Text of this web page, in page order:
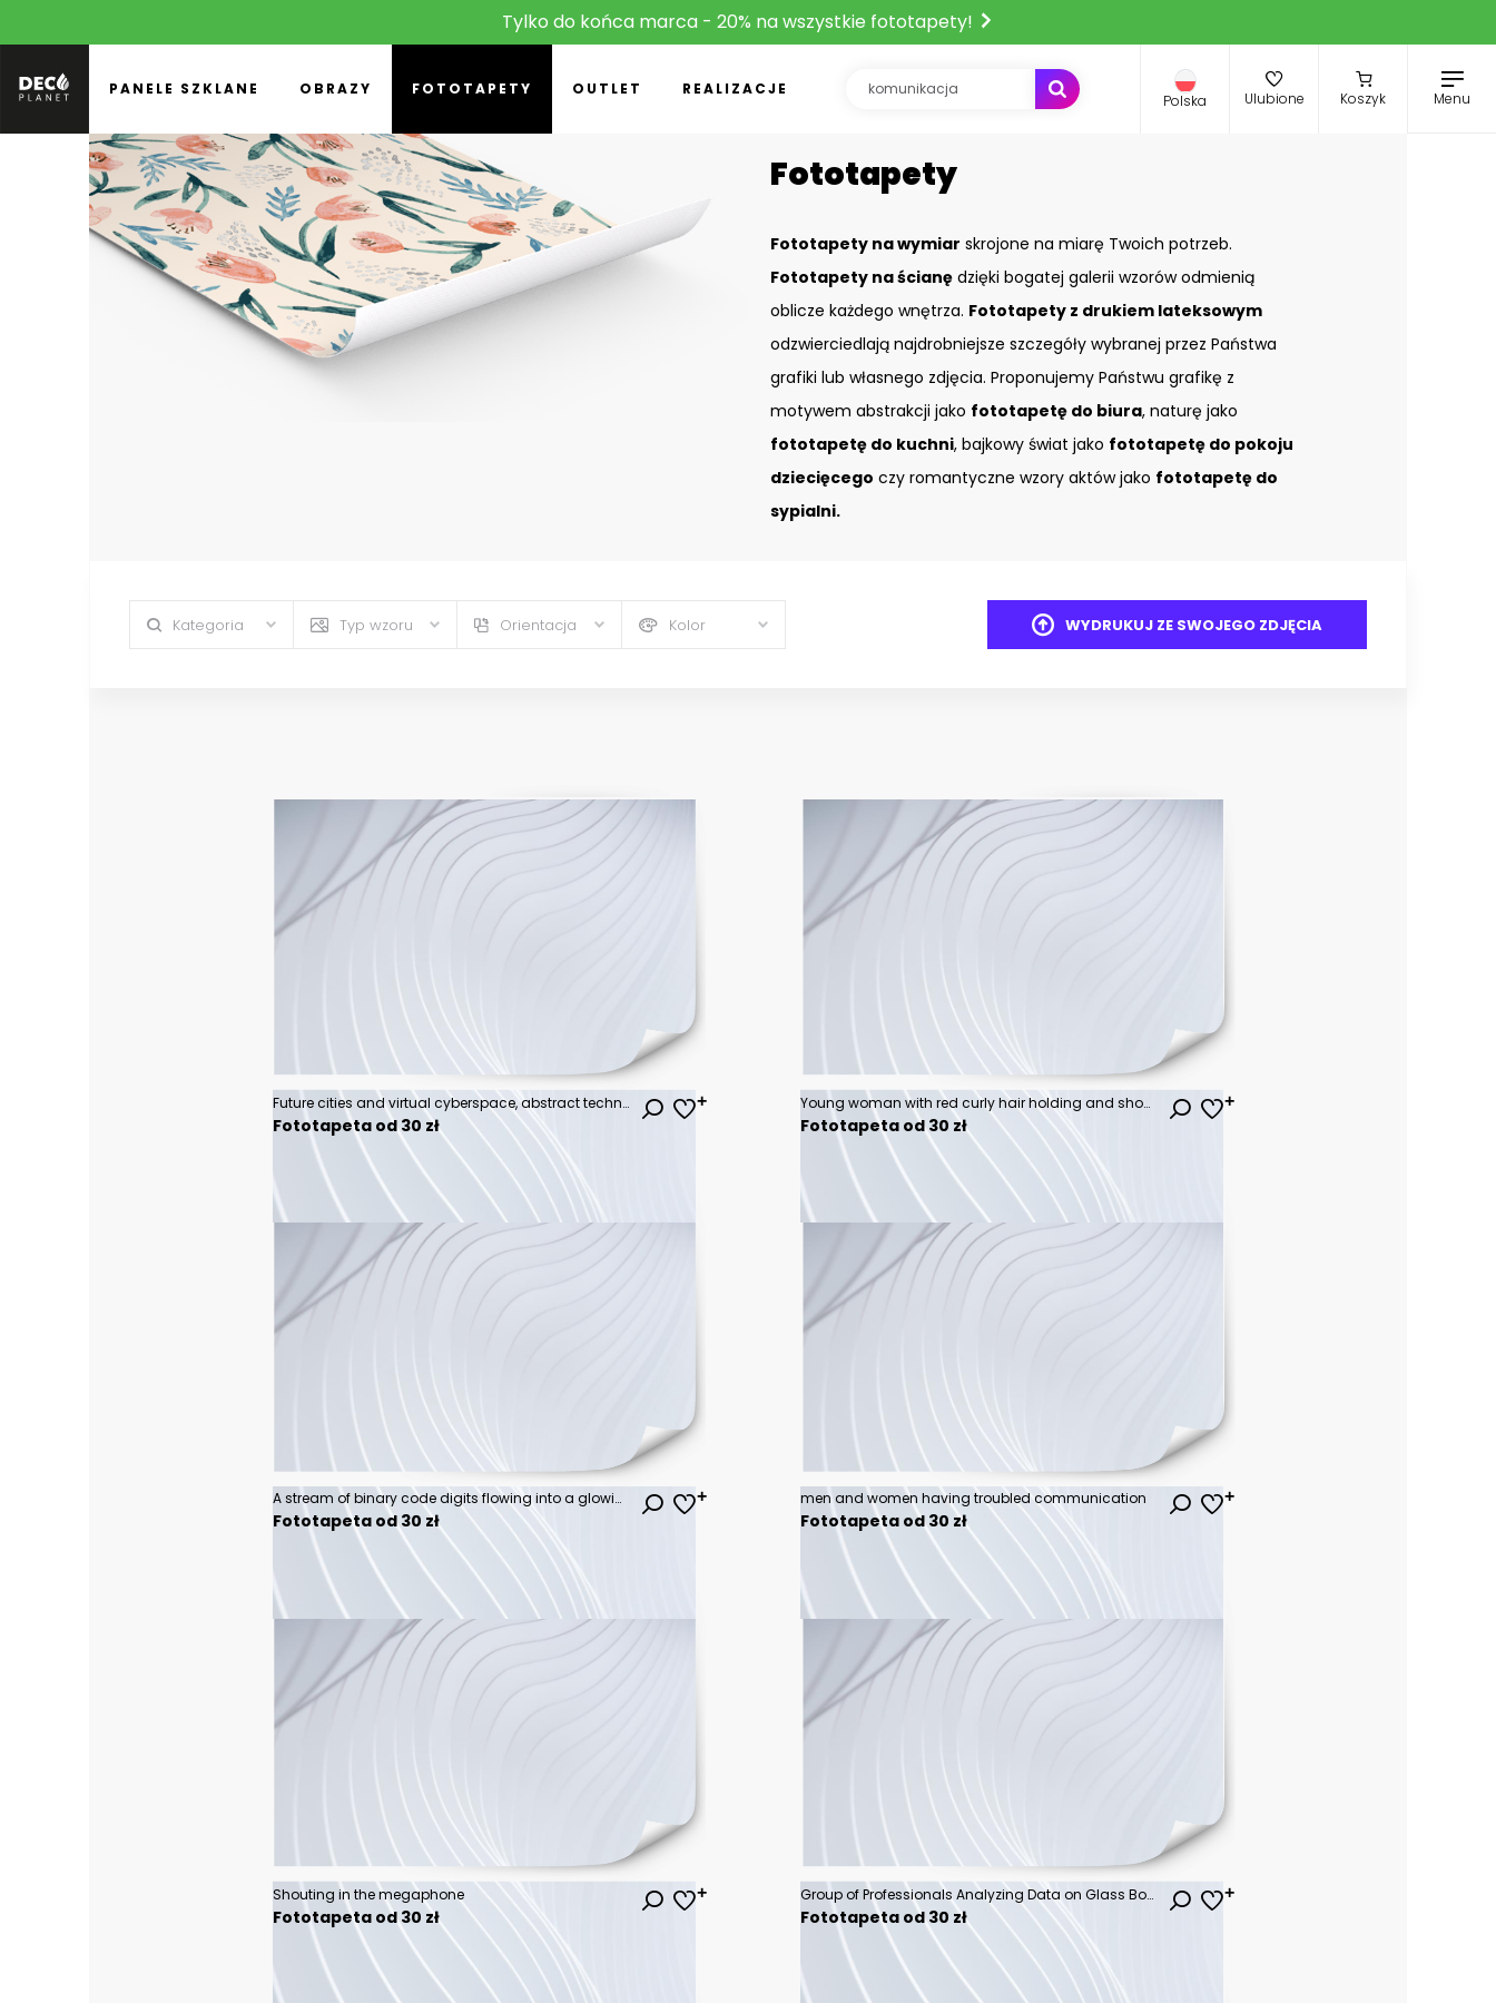
Tylko do końca marca - 20% na wszystkie fototapety!
PANELE SZKLANE OBRAZY FOTOTAPETY OUTLET REALIZACJE
Polska Ulubione Koszyk Menu
Fototapety
Fototapety na wymiar skrojone na miarę Twoich potrzeb.
Fototapety na ścianę dzięki bogatej galerii wzorów odmienią
oblicze każdego wnętrza. Fototapety z drukiem lateksowym
odzwierciedlają najdrobniejsze szczegóły wybranej przez Państwa
grafiki lub własnego zdjęcia. Proponujemy Państwu grafikę z
motywem abstrakcji jako fototapetę do biura, naturę jako
fototapetę do kuchni, bajkowy świat jako fototapetę do pokoju
dziecięcego czy romantyczne wzory aktów jako fototapetę do
sypialni.
Kategoria Typ wzoru Orientacja Kolor WYDRUKUJ ZE SWOJEGO ZDJĘCIA
Future cities and virtual cyberspace, abstract technological concept background
Fototapeta od 30 zł
Young woman with red curly hair holding and shouting in megaphone. Colorful trendy background in pop art style pink blue yellow. Sales commercial communication banner with copy space
Fototapeta od 30 zł
A stream of binary code digits flowing into a glowing data processing interface with light trails representing information transfer and analysis
Fototapeta od 30 zł
men and women having troubled communication
Fototapeta od 30 zł
Shouting in the megaphone
Fototapeta od 30 zł
Group of Professionals Analyzing Data on Glass Board around Conference Table
Fototapeta od 30 zł